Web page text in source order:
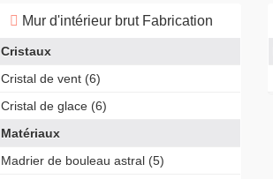
Mur d'intérieur brut Fabrication
Cristaux
Cristal de vent (6)
Cristal de glace (6)
Matériaux
Madrier de bouleau astral (5)